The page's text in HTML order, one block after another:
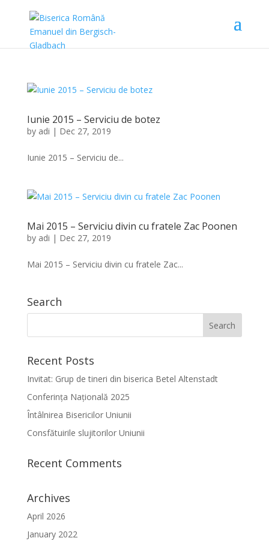
Iunie 2015 – Serviciu de botez
by adi | Dec 27, 2019
Iunie 2015 – Serviciu de...
Mai 2015 – Serviciu divin cu fratele Zac Poonen
by adi | Dec 27, 2019
Mai 2015 – Serviciu divin cu fratele Zac...
Search
Recent Posts
Invitat: Grup de tineri din biserica Betel Altenstadt
Conferința Națională 2025
Întâlnirea Bisericilor Uniunii
Consfătuirile slujitorilor Uniunii
Recent Comments
Archives
April 2026
January 2022